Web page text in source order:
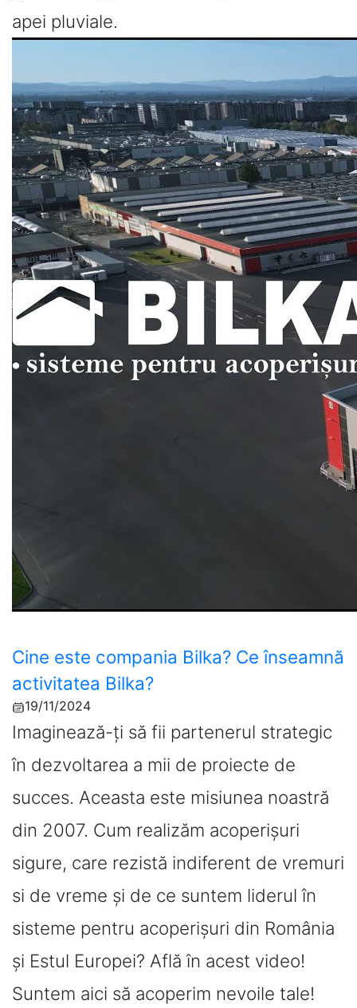
apei pluviale.
Cine este compania Bilka? Ce înseamnă
activitatea Bilka?
19/11/2024
Imaginează-ți să fii partenerul strategic
în dezvoltarea a mii de proiecte de
succes. Aceasta este misiunea noastră
din 2007. Cum realizăm acoperișuri
sigure, care rezistă indiferent de vremuri
si de vreme și de ce suntem liderul în
sisteme pentru acoperișuri din România
și Estul Europei? Află în acest video!
Suntem aici să acoperim nevoile tale!